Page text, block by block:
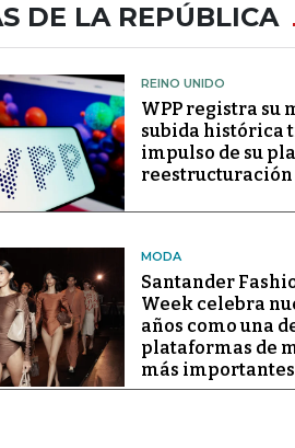
DE LA REPÚBLICA
REINO UNIDO
WPP registra su
subida histórica
impulso de su
reestructuración
MODA
Santander
Week celebra
años como una
plataformas de
más importantes